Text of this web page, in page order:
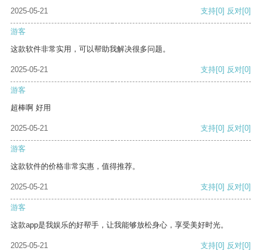
2025-05-21
支持[0] 反对[0]
游客
这款软件非常实用，可以帮助我解决很多问题。
2025-05-21 支持[0] 反对[0]
游客
超棒啊 好用
2025-05-21 支持[0] 反对[0]
游客
这款软件的价格非常实惠，值得推荐。
2025-05-21 支持[0] 反对[0]
游客
这款app是我娱乐的好帮手，让我能够放松身心，享受美好时光。
2025-05-21 支持[0] 反对[0]